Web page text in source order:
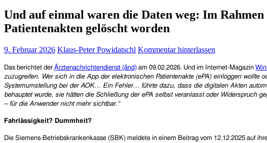
Und auf einmal waren die Daten weg: Im
Patientenakten gelöscht worden
9. Februar 2026 Klaus-Peter Powidatschl Kommentar hinterlassen
Das berichtet der Ärztenachrichtendienst (änd) am 09.02.2026. Und im Internet-Magazin
zuzugreifen. Wer sich in die App der elektronischen Patientenakte (ePA) einloggen wollte
Systemumstellung bei der AOK… Ein Fehler… führte dazu, dass die digitalen Akten
behauptet wurde, sie hätten die Schließung der ePA selbst veranlasst oder Widerspruch
– für die Anwender nicht mehr sichtbar.“
Fahrlässigkeit? Dummheit?
Die Siemens-Betriebskrankenkasse (SBK) meldete in einem Beitrag vom 12.12.2025 auf